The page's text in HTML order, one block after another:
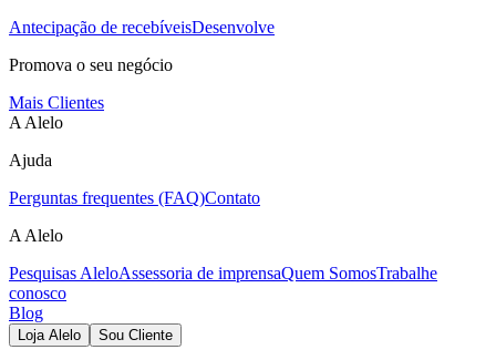
Antecipação de recebíveisDesenvolve
Promova o seu negócio
Mais Clientes
A Alelo
Ajuda
Perguntas frequentes (FAQ)Contato
A Alelo
Pesquisas AleloAssessoria de imprensaQuem SomosTrabalhe
conosco
Blog
Loja Alelo Sou Cliente